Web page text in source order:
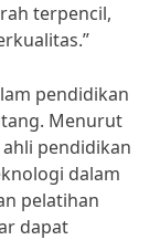
terpencil,
pendidikan
Menurut
pendidikan
dalam
pelatihan
dapat